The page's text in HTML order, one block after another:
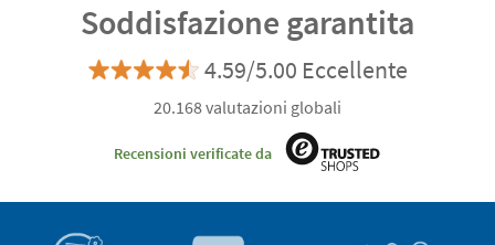
Soddisfazione garantita
4.59/5.00 Eccellente
20.168 valutazioni globali
Recensioni verificate da